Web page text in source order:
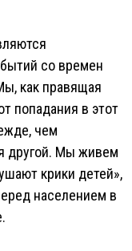
со времен
как правящая
попадания в этот
чем
другой. Мы живем
крики детей»,
населением в